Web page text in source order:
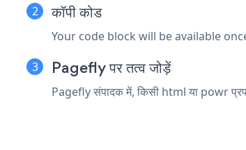
कॉपी कोड
Your code block will be available
Pagefly पर तत्व जोड़ें
Pagefly संपादक में, किसी html या powr